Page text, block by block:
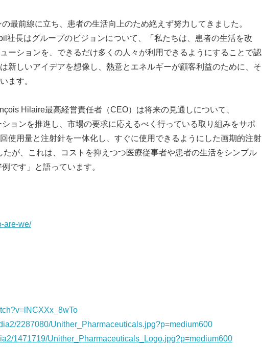
最前線に立ち、患者の生活向上のため絶えず努力してきました。
社長はグループのビジョンについて、「私たちは、患者の生活を改
ーションを、できるだけ多くの人々が利用できるようにすることで認
新しいアイデアを想像し、熱意とエネルギーが顧客利益のために、そ
ます。
Hilaire最高経営責任者（CEO）は将来の見通しについて、
ションを推進し、市場の要求に応えるべく行っている取り組みをサポ
使用量と注射針を一体化し、すぐに使用できるようにした画期的注射
が、これは、コストを抑えつつ医療従事者や患者の生活をシンプル
です」と語っています。
are-we/
2287080/Unither_Pharmaceuticals.jpg?p=medium600
1471719/Unither_Pharmaceuticals_Logo.jpg?p=medium600